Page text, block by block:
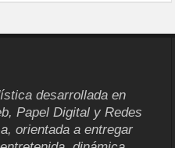
desarrollada en
Papel Digital y Redes
orientada a entregar